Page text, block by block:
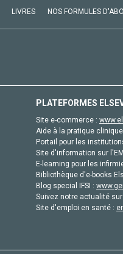
LIVRES NOS FORMULES
PLATEFORMES
Site e-commerce :
Aide à la pratique
Portail pour les
Site d'information sur
E-learning pour les
Bibliothèque d'e-books
Blog special IFSI :
Suivez notre actualité
Site d'emploi en santé :